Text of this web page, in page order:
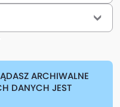
ARCHIWALNE
DANYCH JEST